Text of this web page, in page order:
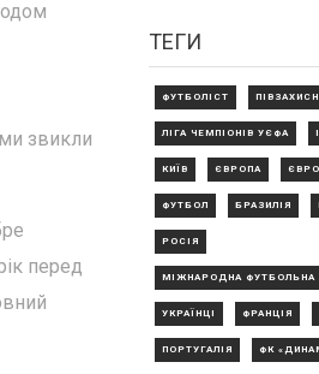
звикли
перед
ТЕГИ
ФУТБОЛІСТ
ЛІГА ЧЕМПІОНІВ УЄФА
КИЇВ ЄВРОПА ЄВРО
ФУТБОЛ БРАЗИЛІЯ
РОСІЯ
МІЖНАРОДНА ФУТБОЛЬНА
УКРАЇНЦІ ФРАНЦІЯ
ПОРТУГАЛІЯ ФК